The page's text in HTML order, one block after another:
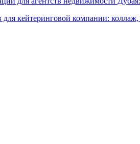
кейтеринговой компании: